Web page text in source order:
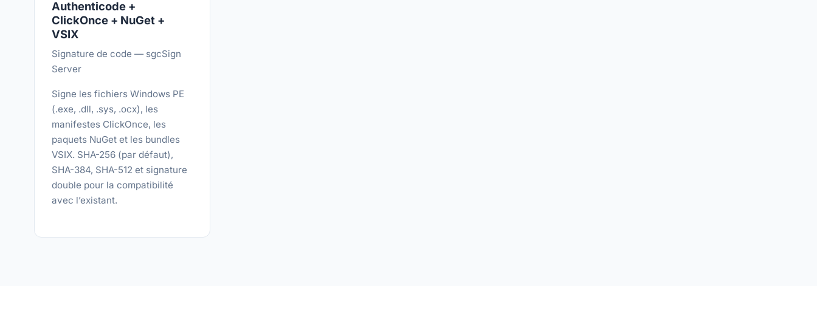
Authenticode +
ClickOnce + NuGet +
VSIX
Signature de code — sgcSign
Server
Signe les fichiers Windows PE
(.exe, .dll, .sys, .ocx), les
manifestes ClickOnce, les
paquets NuGet et les bundles
VSIX. SHA-256 (par défaut),
SHA-384, SHA-512 et signature
double pour la compatibilité
avec l’existant.